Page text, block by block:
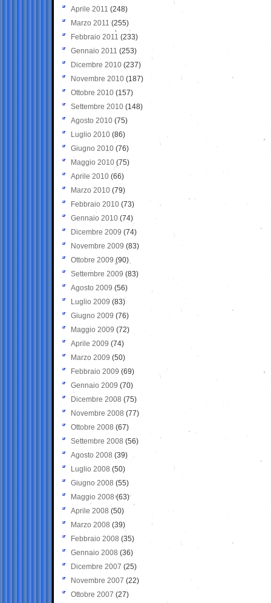
Aprile 2011 (248)
Marzo 2011 (255)
Febbraio 2011 (233)
Gennaio 2011 (253)
Dicembre 2010 (237)
Novembre 2010 (187)
Ottobre 2010 (157)
Settembre 2010 (148)
Agosto 2010 (75)
Luglio 2010 (86)
Giugno 2010 (76)
Maggio 2010 (75)
Aprile 2010 (66)
Marzo 2010 (79)
Febbraio 2010 (73)
Gennaio 2010 (74)
Dicembre 2009 (74)
Novembre 2009 (83)
Ottobre 2009 (90)
Settembre 2009 (83)
Agosto 2009 (56)
Luglio 2009 (83)
Giugno 2009 (76)
Maggio 2009 (72)
Aprile 2009 (74)
Marzo 2009 (50)
Febbraio 2009 (69)
Gennaio 2009 (70)
Dicembre 2008 (75)
Novembre 2008 (77)
Ottobre 2008 (67)
Settembre 2008 (56)
Agosto 2008 (39)
Luglio 2008 (50)
Giugno 2008 (55)
Maggio 2008(63)
Aprile 2008 (50)
Marzo 2008 (39)
Febbraio 2008 (35)
Gennaio 2008 (36)
Dicembre 2007 (25)
Novembre 2007 (22)
Ottobre 2007 (27)